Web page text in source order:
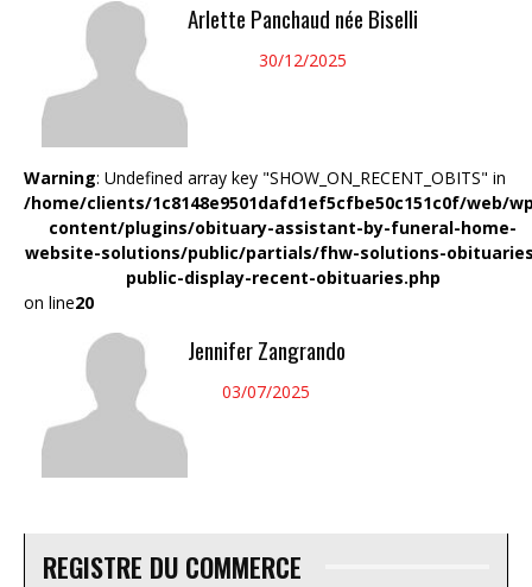
Arlette Panchaud née Biselli
30/12/2025
Warning: Undefined array key "SHOW_ON_RECENT_OBITS" in
/home/clients/1c8148e9501dafd1ef5cfbe50c151c0f/web/
content/plugins/obituary-assistant-by-funeral-home-
website-solutions/public/partials/fhw-solutions-
public-display-recent-obituaries.php
on line20
Jennifer Zangrando
03/07/2025
REGISTRE DU COMMERCE